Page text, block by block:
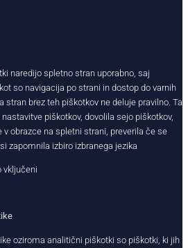
naredijo spletno stran uporabno, saj
so navigacija po strani in dostop do varnih
brez teh piškotkov ne deluje pravilno. Ta
piškotkov, dovolila sejo piškotkov,
obrazce na spletni strani, preverila če se
zapomnila izbiro izbranega jezika
vključeni
oziroma analitični piškotki so piškotki, ki jih